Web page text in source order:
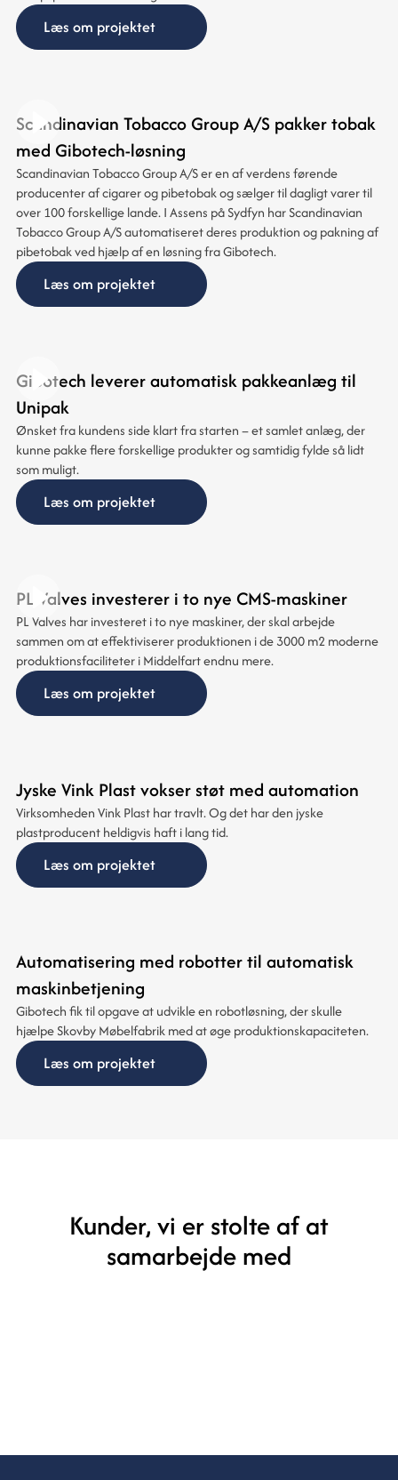
Læs om projektet
Scandinavian Tobacco Group A/S pakker tobak
med Gibotech-løsning
Scandinavian Tobacco Group A/S er en af verdens førende
producenter af cigarer og pibetobak og sælger til dagligt varer til
over 100 forskellige lande. I Assens på Sydfyn har Scandinavian
Tobacco Group A/S automatiseret deres produktion og pakning af
pibetobak ved hjælp af en løsning fra Gibotech.
Læs om projektet
Gibotech leverer automatisk pakkeanlæg til
Unipak
Ønsket fra kundens side klart fra starten – et samlet anlæg, der
kunne pakke flere forskellige produkter og samtidig fylde så lidt
som muligt.
Læs om projektet
PL Valves investerer i to nye CMS-maskiner
PL Valves har investeret i to nye maskiner, der skal arbejde
sammen om at effektiviserer produktionen i de 3000 m2 moderne
produktionsfaciliteter i Middelfart endnu mere.
Læs om projektet
Jyske Vink Plast vokser støt med automation
Virksomheden Vink Plast har travlt. Og det har den jyske
plastproducent heldigvis haft i lang tid.
Læs om projektet
Automatisering med robotter til automatisk
maskinbetjening
Gibotech fik til opgave at udvikle en robotløsning, der skulle
hjælpe Skovby Møbelfabrik med at øge produktionskapaciteten.
Læs om projektet
Kunder, vi er stolte af at
samarbejde med